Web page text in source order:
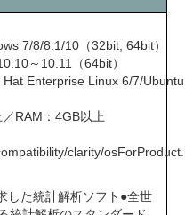
7/8/8.1/10（32bit, 64bit）
～10.11（64bit）
Hat Enterprise Linux 6/7/Ubuntu
RAM：4GB以上
clarity/
した統計解析ソフト●全世